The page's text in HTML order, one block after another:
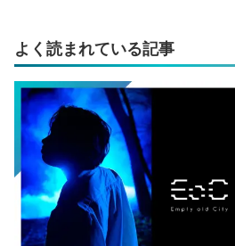
よく読まれている記事